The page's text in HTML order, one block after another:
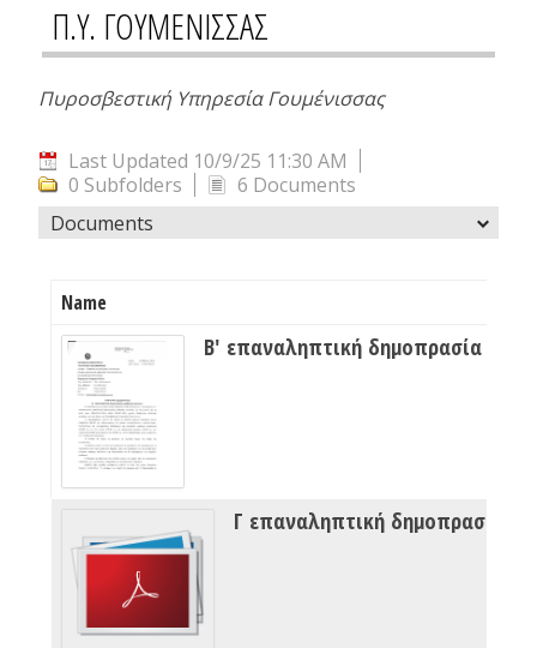
Π.Υ. ΓΟΥΜΕΝΙΣΣΑΣ
Πυροσβεστική Υπηρεσία Γουμένισσας
Last Updated 10/9/25 11:30 AM
0 Subfolders
6 Documents
Documents
Name
Β' επαναληπτική δημοπρασία
Γ επαναληπτική δημοπρασία